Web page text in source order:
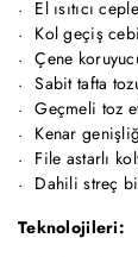
El ısıtıcı
Kol geçiş cebi
Çene
Sabit tafta
Geçmeli toz
Kenar
File astarlı
Dahili streç
Teknolojileri: